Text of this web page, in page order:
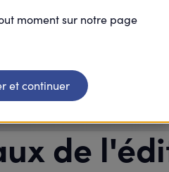
de
moment sur notre page
et continuer